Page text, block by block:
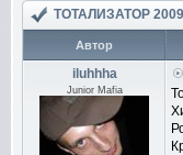
ТОТАЛИЗАТОР 2009
Автор
iluhhha
Junior Mafia